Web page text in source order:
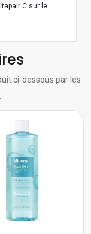
C sur le
ci-dessous par les